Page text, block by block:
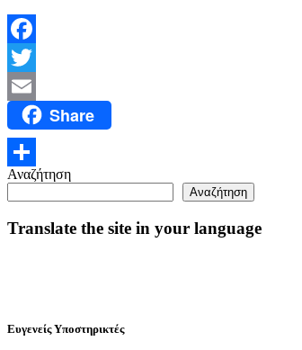
Facebook
Twitter
Email Share
Μοιραστείτε
Αναζήτηση
Αναζήτηση
Translate the site in your language
Ευγενείς Υποστηρικτές